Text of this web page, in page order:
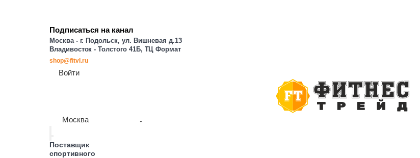
Подписаться на канал
Москва - г. Подольск, ул. Вишневая д.13
Владивосток - Толстого 41Б, ТЦ Формат
shop@fitvl.ru
Войти
Москва
Поставщик
спортивного